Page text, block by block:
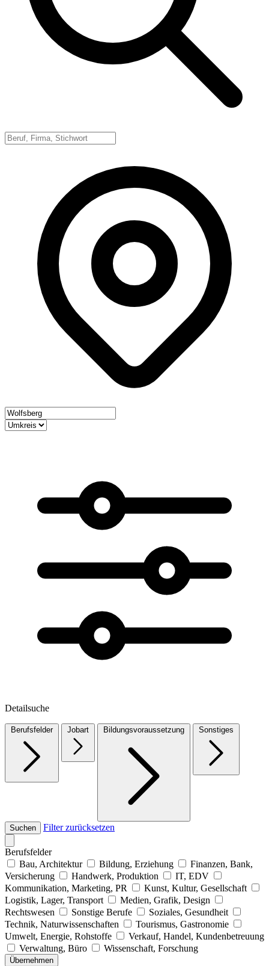
Detailsuche
Berufsfelder Jobart Bildungsvoraussetzung Sonstiges
Suchen Filter zurücksetzen
Berufsfelder
Bau, Architektur
Bildung, Erziehung
Finanzen, Bank,
Versicherung
Handwerk, Produktion
IT, EDV
Kommunikation, Marketing, PR
Kunst, Kultur, Gesellschaft
Logistik, Lager, Transport
Medien, Grafik, Design
Rechtswesen
Sonstige Berufe
Soziales, Gesundheit
Technik, Naturwissenschaften
Tourismus, Gastronomie
Umwelt, Energie, Rohstoffe
Verkauf, Handel, Kundenbetreuung
Verwaltung, Büro
Wissenschaft, Forschung
Übernehmen